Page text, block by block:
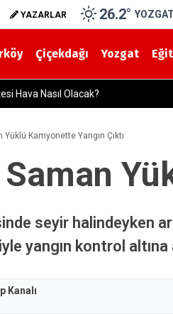
YAZARLAR 26.2° YOZGAT
Çiçekdağı Yozgat
Yozgat’ta Mobil
Yüklü Kamyonette Yangın Çıktı
seyir halindeyken
yangın kontrol altına
Kanalı